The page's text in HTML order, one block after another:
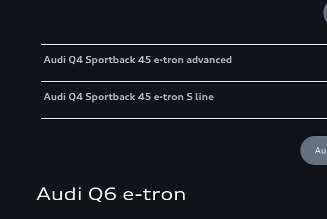
Audi Q4 Sportback 45 e-tron advanced
Audi Q4 Sportback 45 e-tron S line
Audi Q6 e-tron